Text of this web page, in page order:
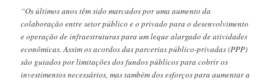
“Os últimos anos têm sido marcados por uma aumento da
colaboração entre setor público e o privado para o desenvolvimento
e operação de infraestruturas para um leque alargado de atividades
econômicas. Assim os acordos das parcerias público-privadas (PPP)
são guiados por limitações dos fundos públicos para cobrir os
investimentos necessários, mas também dos esforços para aumentar a